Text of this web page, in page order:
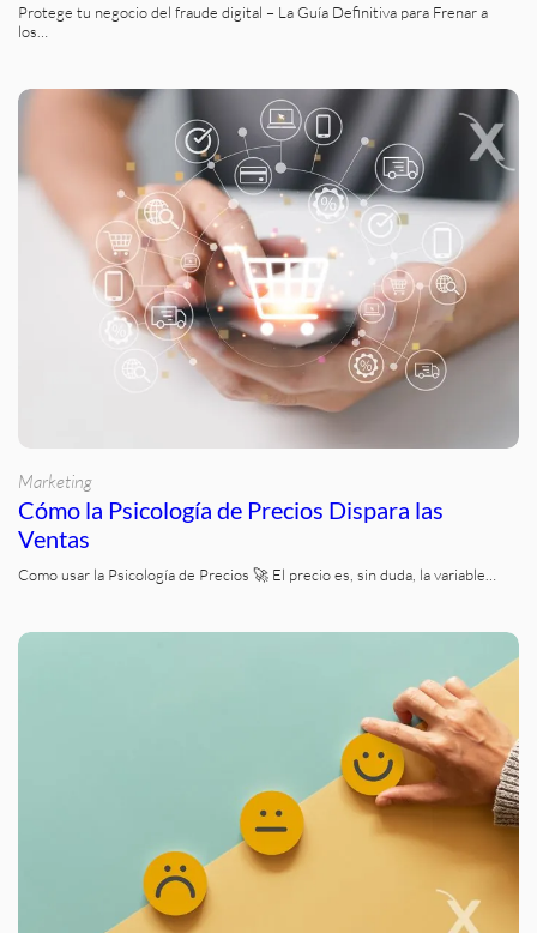
Protege tu negocio del fraude digital – La Guía Definitiva para Frenar a
los…
Marketing
Cómo la Psicología de Precios Dispara las
Ventas
Como usar la Psicología de Precios 🚀 El precio es, sin duda, la variable…